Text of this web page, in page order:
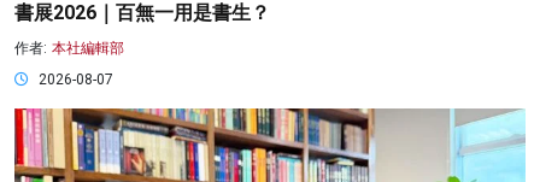
書展2026｜百無一用是書生？
作者: 本社編輯部
2026-08-07